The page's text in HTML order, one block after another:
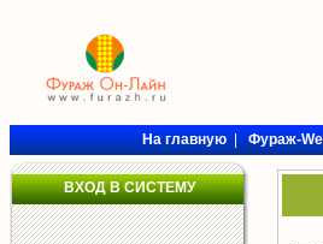
На главную|Фураж-
ВХОД В СИСТЕМУ